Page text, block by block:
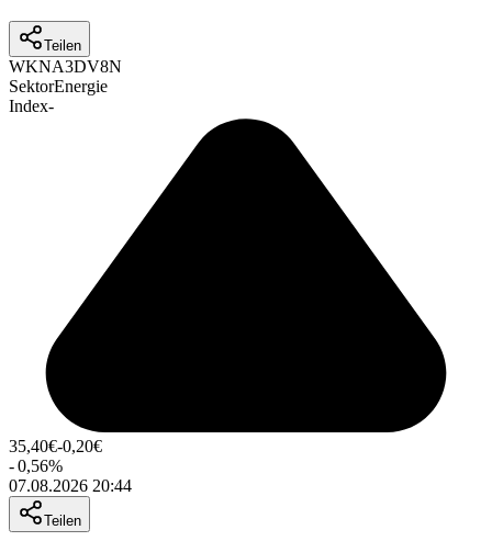
Teilen
WKNA3DV8N
SektorEnergie
Index-
35,40€-0,20€
-0,56%
07.08.2026 20:44
Teilen